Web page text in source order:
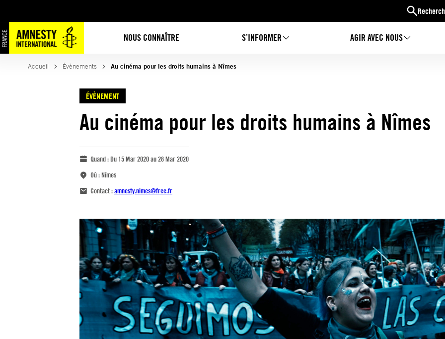
NOUS CONNAÎTRE S’INFORMER AGIR AVEC NOUS
Accueil Évènements Au cinéma pour les droits humains à Nîmes
ÉVÈNEMENT
Au cinéma pour les droits humains à Nîmes
Quand :Du 15 Mar 2020 au 28 Mar 2020
Où :Nîmes
Contact :amnesty.nimes@free.fr